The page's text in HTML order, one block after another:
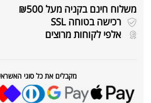
משלוח חינם בקניה מעל ₪500
רכישה בטוחה SSL
אלפי לקוחות מרוצים
מקבלים את כל סוגי האשראי